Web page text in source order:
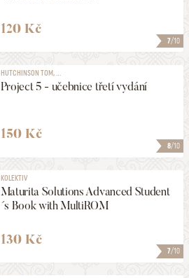
7/10
120 Kč
8/10
HUTCHINSON TOM, ...
Project 5 - učebnice třetí vydání
150 Kč
7/10
KOLEKTIV
Maturita Solutions Advanced Student
´s Book with MultiROM
130 Kč